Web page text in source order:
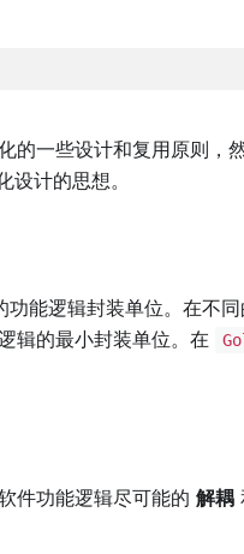
的一些设计和复用原则，
设计的思想。
功能逻辑封装单位。在不
辑的最小封装单位。在
件功能逻辑尽可能的 解耦